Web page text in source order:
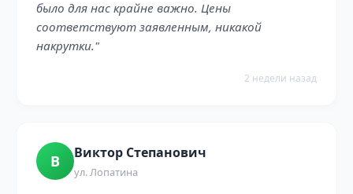
было для нас крайне важно. Цены
соответствуют заявленным, никакой
накрутки."
2 недели назад
В Виктор Степанович
ул. Лопатина